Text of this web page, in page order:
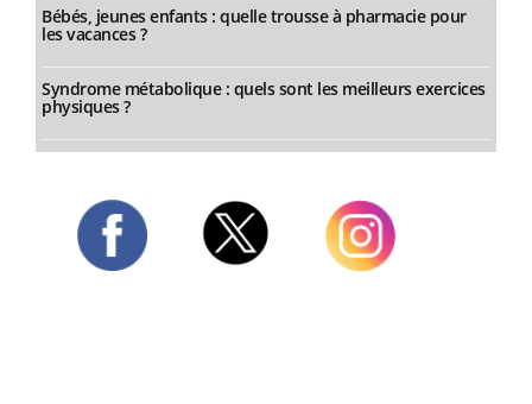
Bébés, jeunes enfants : quelle trousse à pharmacie pour
les vacances ?
Syndrome métabolique : quels sont les meilleurs exercices
physiques ?